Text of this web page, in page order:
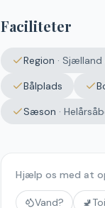
Faciliteter
Region · Sjælland
Bålplads
Sæson ·
Hjælp os med at
Vand? 🚽